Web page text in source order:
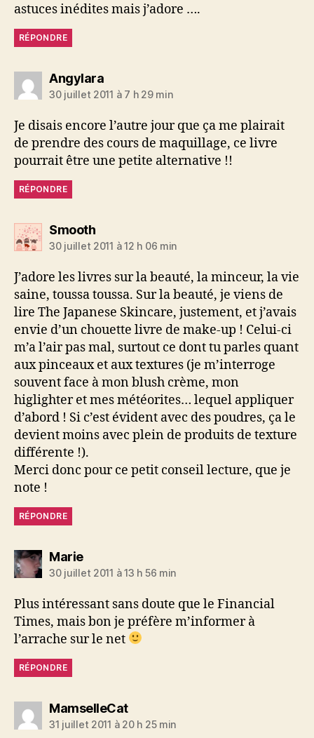
astuces inédites mais j’adore ….
RÉPONDRE
Angylaradit :
30 juillet 2011 à 7 h 29 min
Je disais encore l’autre jour que ça me plairait
de prendre des cours de maquillage, ce livre
pourrait être une petite alternative !!
RÉPONDRE
Smoothdit :
30 juillet 2011 à 12 h 06 min
J’adore les livres sur la beauté, la minceur, la vie
saine, toussa toussa. Sur la beauté, je viens de
lire The Japanese Skincare, justement, et j’avais
envie d’un chouette livre de make-up ! Celui-ci
m’a l’air pas mal, surtout ce dont tu parles quant
aux pinceaux et aux textures (je m’interroge
souvent face à mon blush crème, mon
higlighter et mes météorites… lequel appliquer
d’abord ! Si c’est évident avec des poudres, ça le
devient moins avec plein de produits de texture
différente !).
Merci donc pour ce petit conseil lecture, que je
note !
RÉPONDRE
Mariedit :
30 juillet 2011 à 13 h 56 min
Plus intéressant sans doute que le Financial
Times, mais bon je préfère m’informer à
l’arrache sur le net
RÉPONDRE
MamselleCatdit :
31 juillet 2011 à 20 h 25 min